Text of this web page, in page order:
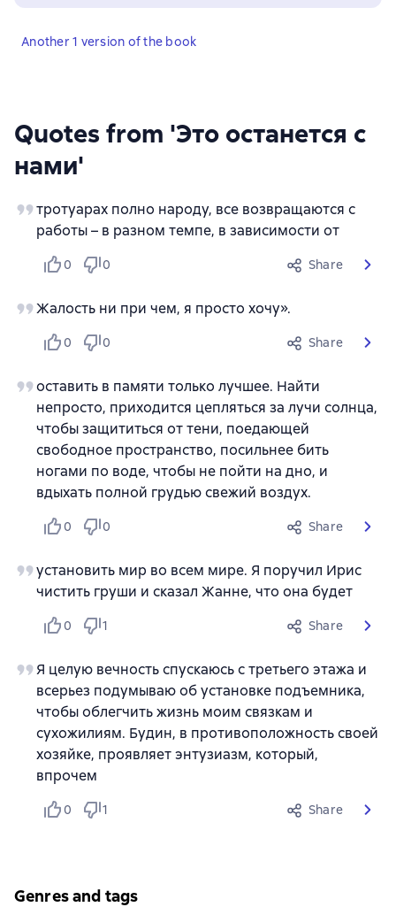
Quotes from 'Это останется с
нами'
тротуарах полно народу, все возвращаются с
работы – в разном темпе, в зависимости от
0 0 Share
Жалость ни при чем, я просто хочу».
0 0 Share
оставить в памяти только лучшее. Найти
непросто, приходится цепляться за лучи солнца,
чтобы защититься от тени, поедающей
свободное пространство, посильнее бить
ногами по воде, чтобы не пойти на дно, и
вдыхать полной грудью свежий воздух.
0 0 Share
установить мир во всем мире. Я поручил Ирис
чистить груши и сказал Жанне, что она будет
0 1 Share
Я целую вечность спускаюсь с третьего этажа и
всерьез подумываю об установке подъемника,
чтобы облегчить жизнь моим связкам и
сухожилиям. Будин, в противоположность своей
хозяйке, проявляет энтузиазм, который,
впрочем
0 1 Share
Another 1 version of the book
Genres and tags